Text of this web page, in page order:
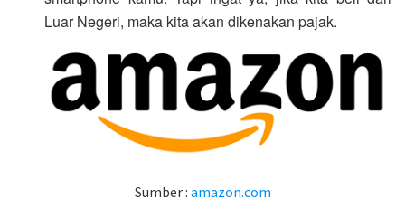
Luar Negeri, maka kita akan dikenakan pajak.
Sumber : amazon.com